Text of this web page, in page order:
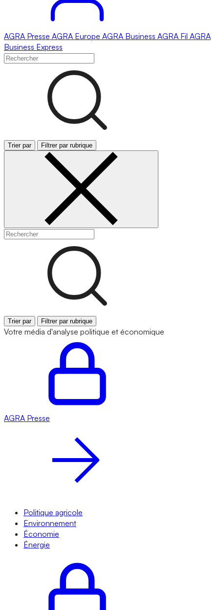
AGRA Presse AGRA Europe AGRA Business AGRA Fil AGRA
Business Express
Trier par Filtrer par rubrique
Trier par Filtrer par rubrique
Votre média d'analyse politique et économique
AGRA Presse
Politique agricole
Environnement
Économie
Énergie